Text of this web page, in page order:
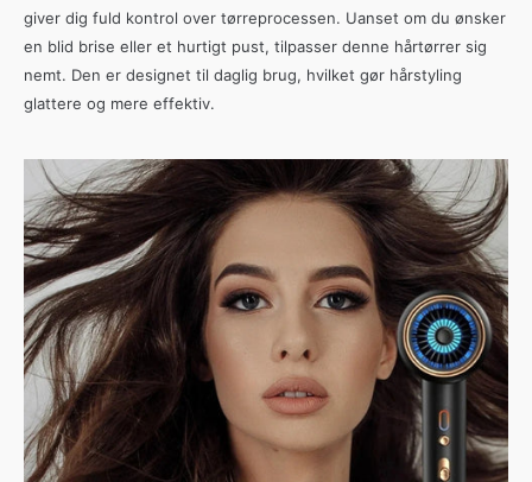
giver dig fuld kontrol over tørreprocessen. Uanset om du ønsker
en blid brise eller et hurtigt pust, tilpasser denne hårtørrer sig
nemt. Den er designet til daglig brug, hvilket gør hårstyling
glattere og mere effektiv.